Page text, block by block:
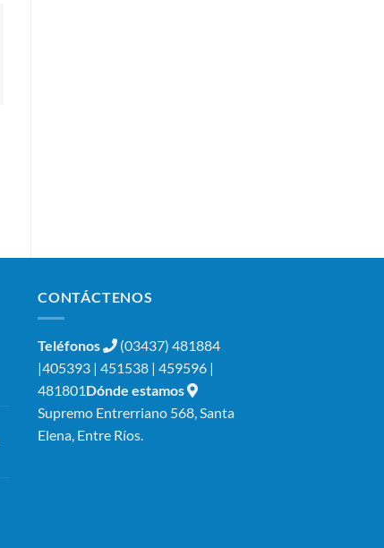
CONTÁCTENOS
Teléfonos
(03437) 481884
|405393 | 451538 | 459596 |
481801Dónde estamos
Supremo Entrerriano 568, Santa
Elena, Entre Ríos.